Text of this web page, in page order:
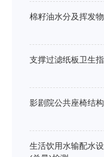
棉籽油水分及挥发
支撑过滤纸板卫生
影剧院公共座椅结
生活饮用水输配水